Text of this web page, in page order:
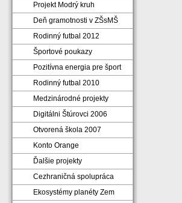
Projekt Modrý kruh
Deň gramotnosti v ZŠsMŠ
Rodinný futbal 2012
Športové poukazy
Pozitívna energia pre šport
Rodinný futbal 2010
Medzinárodné projekty
Digitálni Štúrovci 2006
Otvorená škola 2007
Konto Orange
Ďalšie projekty
Cezhraničná spolupráca
Ekosystémy planéty Zem